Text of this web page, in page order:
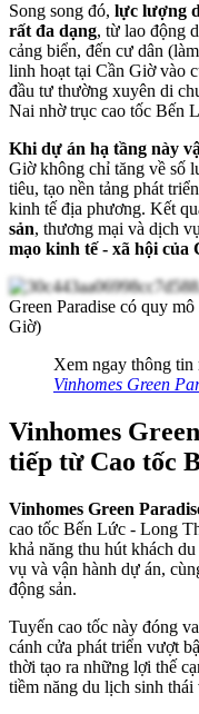
Song song đó, lực lượng
rất đa dạng, từ lao động
cảng biển, đến cư dân
linh hoạt tại Cần Giờ vào
đầu tư thường xuyên di
Nai nhờ trục cao tốc Bến
Khi dự án hạ tầng này
Giờ không chỉ tăng về số
tiêu, tạo nền tảng phát
kinh tế địa phương. Kết
sản, thương mại và dịch
mạo kinh tế - xã hội của
Green Paradise có quy
Giờ)
Xem ngay thông tin
Vinhomes Green
Vinhomes
tiếp từ Cao tốc
Vinhomes Green
cao tốc Bến Lức - Long
khả năng thu hút khách
vụ và vận hành dự án,
động sản.
Tuyến cao tốc này đóng
cánh cửa phát triển vượt
thời tạo ra những lợi thế
tiềm năng du lịch sinh